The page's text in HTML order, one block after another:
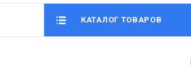
КАТАЛОГ ТОВАРОВ